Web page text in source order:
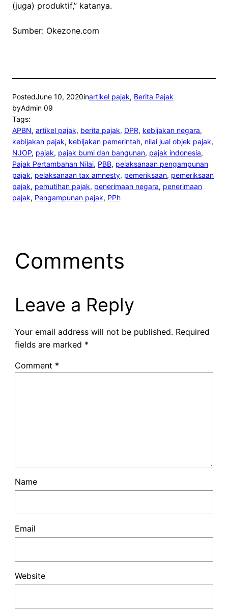
(juga) produktif,” katanya.
Sumber: Okezone.com
PostedJune 10, 2020inartikel pajak, Berita Pajak
byAdmin 09
Tags:
APBN, artikel pajak, berita pajak, DPR, kebijakan negara
kebijakan pajak, kebijakan pemerintah, nilai jual objek pajak
NJOP, pajak, pajak bumi dan bangunan, pajak indonesia
Pajak Pertambahan Nilai, PBB, pelaksanaan pengampunan
pajak, pelaksanaan tax amnesty, pemeriksaan, pemeriksaan
pajak, pemutihan pajak, penerimaan negara, penerimaan
pajak, Pengampunan pajak, PPh
Comments
Leave a Reply
Your email address will not be published. Required
fields are marked *
Comment *
Name
Email
Website